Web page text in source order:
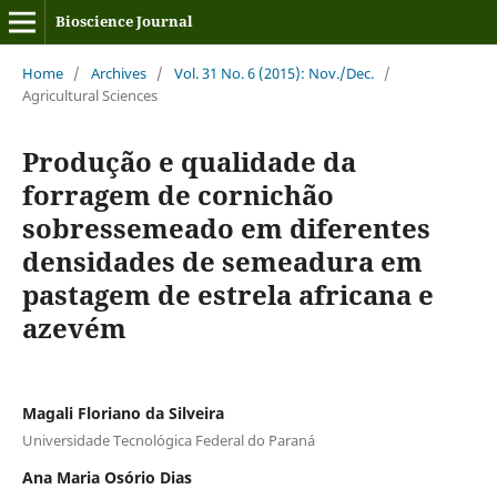
Bioscience Journal
Home / Archives / Vol. 31 No. 6 (2015): Nov./Dec. /
Agricultural Sciences
Produção e qualidade da
forragem de cornichão
sobressemeado em diferentes
densidades de semeadura em
pastagem de estrela africana e
azevém
Magali Floriano da Silveira
Universidade Tecnológica Federal do Paraná
Ana Maria Osório Dias